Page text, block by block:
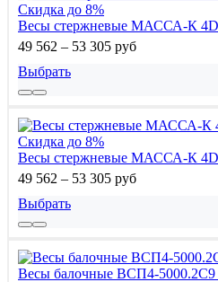
Скидка до 8%
Весы стержневые МАССА-К
49 562 – 53 305 руб
Выбрать
Скидка до 8%
Весы стержневые МАССА-К
49 562 – 53 305 руб
Выбрать
Весы балочные ВСП4-5000.2С9